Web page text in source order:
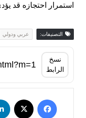
استمرار احتجازه قد
التصنيفات: عربي ودولي
نسخ
الرابط